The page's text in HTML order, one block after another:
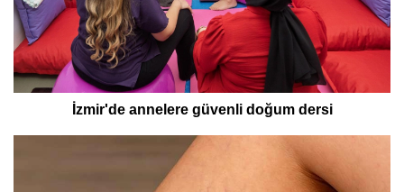
İzmir'de annelere güvenli doğum dersi